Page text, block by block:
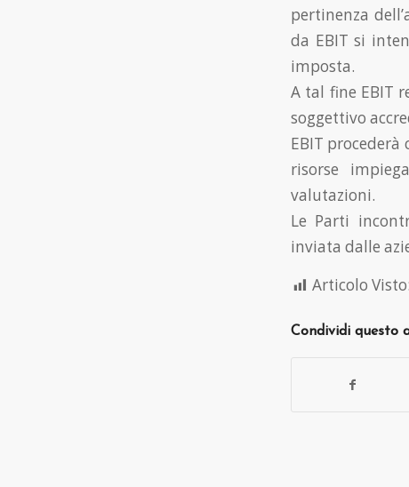
pertinenza
da EBIT si
imposta.
A tal fine EBIT
soggettivo
EBIT
risorse
valutazioni.
Le Parti
inviata dalle
Articolo Visto:
Condividi questo